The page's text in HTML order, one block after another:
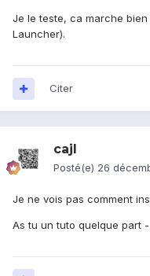
Je le teste, ca marche
Launcher).
Citer
cajl
Posté(e) 26
Je ne vois pas comment
As tu un tuto quelque part